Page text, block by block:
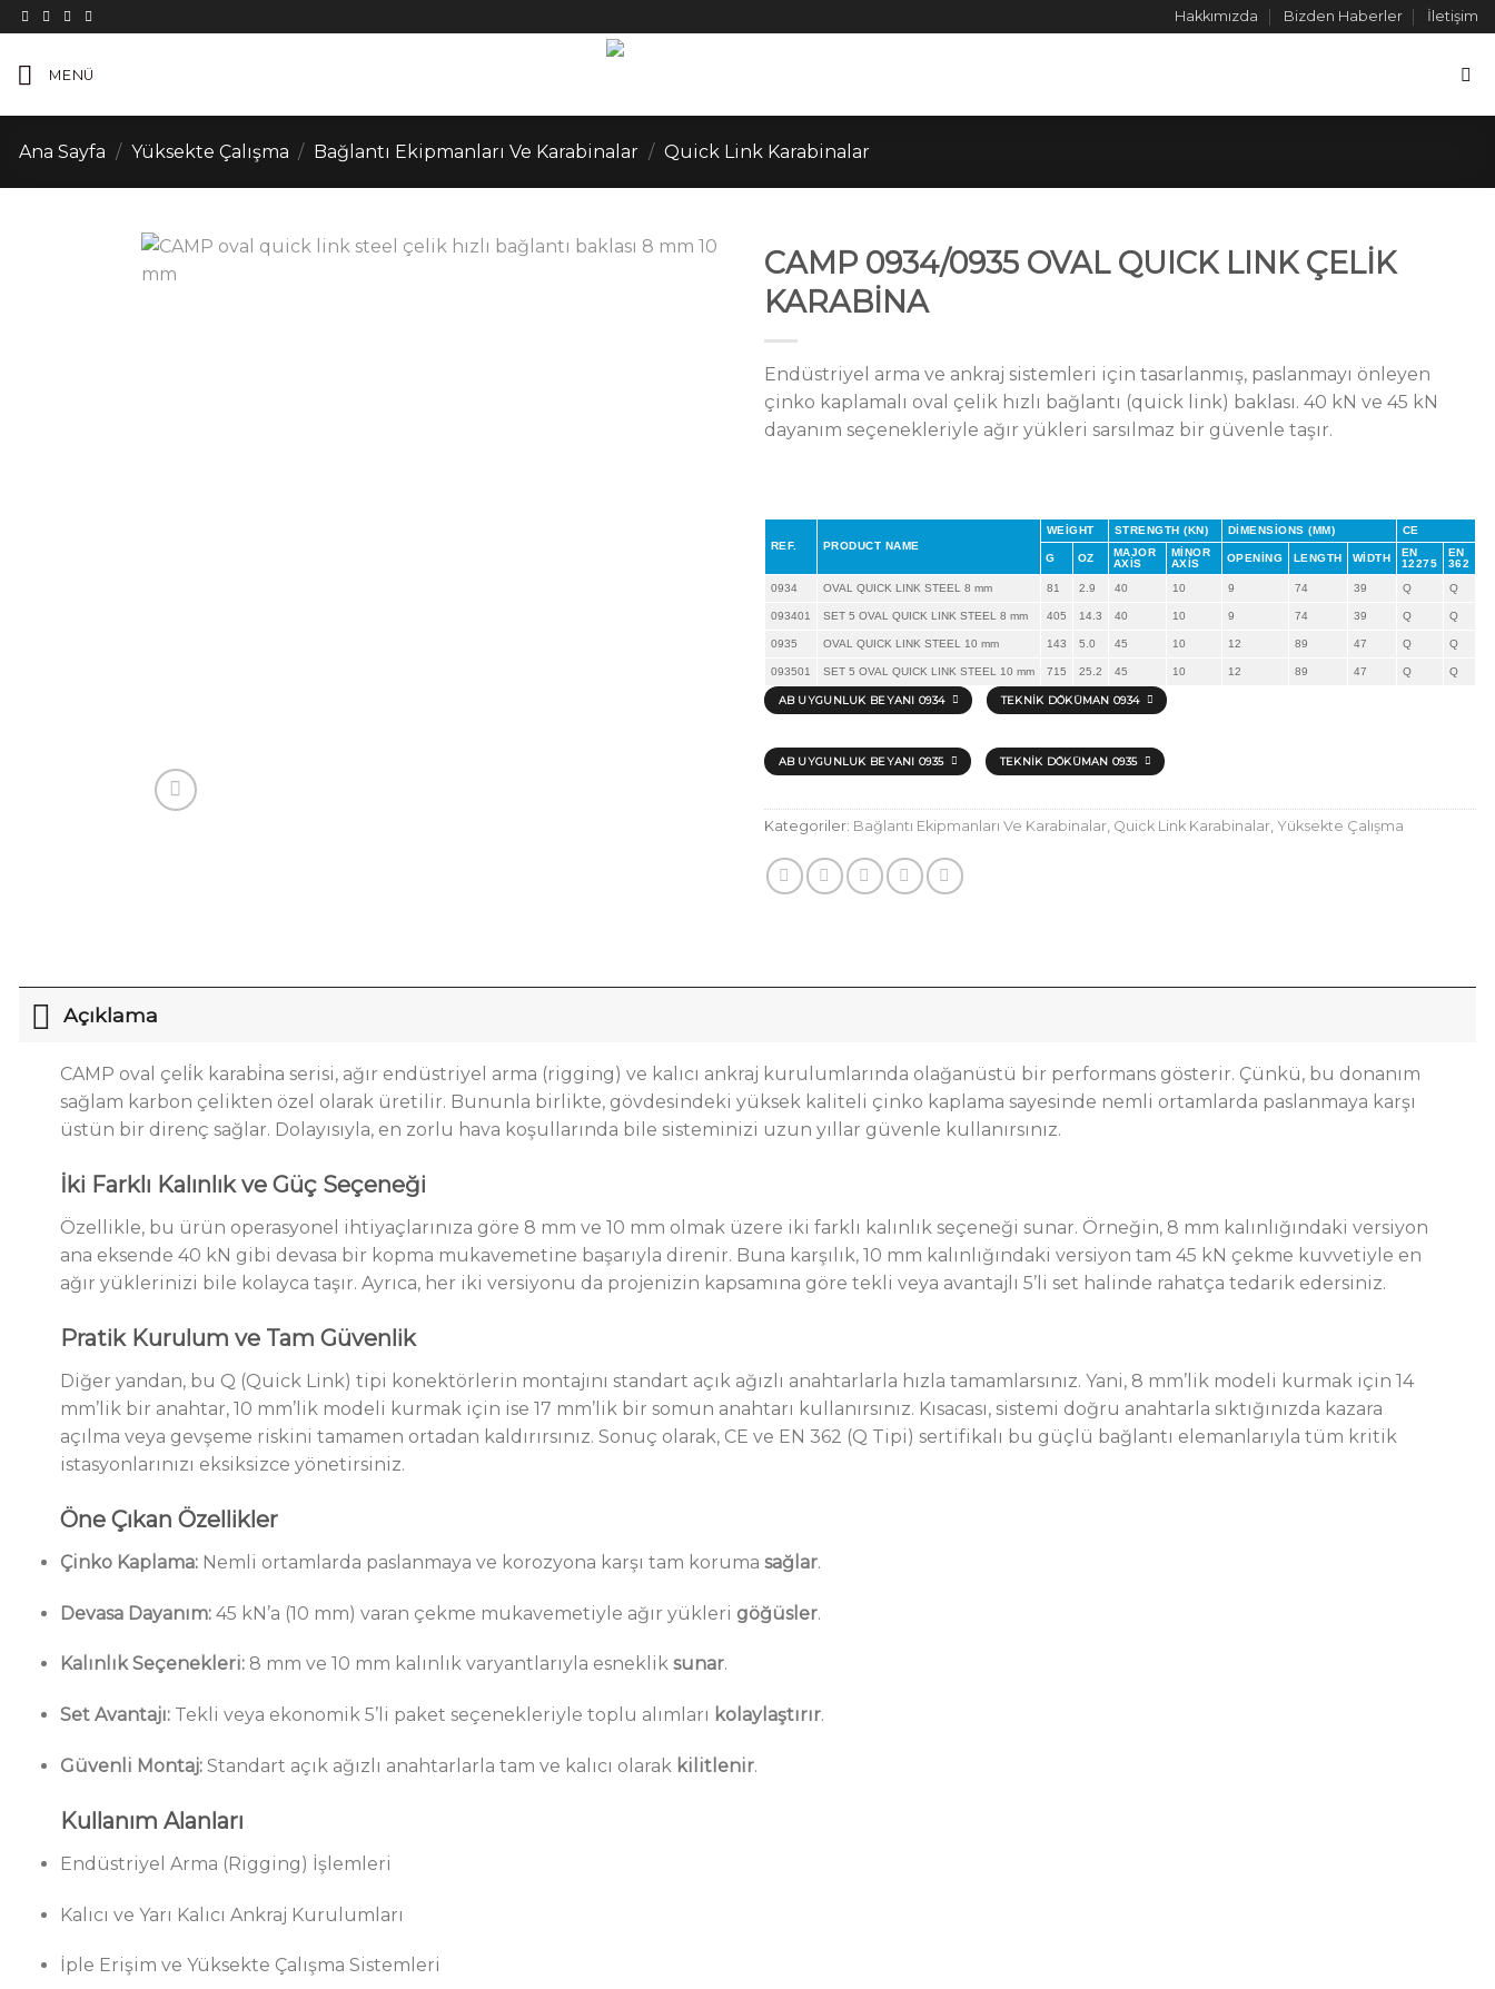
İçeriğe
atla
Hakkımızda Bizden Haberler İletişim
MENÜ
Ana Sayfa / Yüksekte Çalışma / Bağlantı Ekipmanları Ve Karabinalar / Quick Link Karabinalar
CAMP 0934/0935 OVAL QUICK LINK ÇELİK
KARABİNA
Endüstriyel arma ve ankraj sistemleri için tasarlanmış, paslanmayı önleyen
çinko kaplamalı oval çelik hızlı bağlantı (quick link) baklası. 40 kN ve 45 kN
dayanım seçenekleriyle ağır yükleri sarsılmaz bir güvenle taşır.
REF. PRODUCT NAME
WEIGHT STRENGTH (KN) DIMENSIONS (MM) CE
G OZ
MAJOR
AXIS
MINOR
AXIS
OPENING LENGTH WIDTH
EN
12275
EN
362
0934
OVAL QUICK LINK STEEL 8 mm 81 2.9 40 10 9 74 39 Q Q
093401 SET 5 OVAL QUICK LINK STEEL 8 mm 405 14.3 40 10 9 74 39 Q Q
0935 OVAL QUICK LINK STEEL 10 mm 143 5.0 45 10 12 89 47 Q Q
093501 SET 5 OVAL QUICK LINK STEEL 10 mm 715 25.2 45 10 12 89 47 Q Q
AB UYGUNLUK BEYANI 0934 TEKNIK DÖKÜMAN 0934
AB UYGUNLUK BEYANI 0935 TEKNIK DÖKÜMAN 0935
Kategoriler: Bağlantı Ekipmanları Ve Karabinalar, Quick Link Karabinalar, Yüksekte Çalışma
Açıklama
CAMP oval çeli̇k karabi̇na serisi, ağır endüstriyel arma (rigging) ve kalıcı ankraj kurulumlarında olağanüstü bir performans gösterir. Çünkü, bu donanım
sağlam karbon çelikten özel olarak üretilir. Bununla birlikte, gövdesindeki yüksek kaliteli çinko kaplama sayesinde nemli ortamlarda paslanmaya karşı
üstün bir direnç sağlar. Dolayısıyla, en zorlu hava koşullarında bile sisteminizi uzun yıllar güvenle kullanırsınız.
İki Farklı Kalınlık ve Güç Seçeneği
Özellikle, bu ürün operasyonel ihtiyaçlarınıza göre 8 mm ve 10 mm olmak üzere iki farklı kalınlık seçeneği sunar. Örneğin, 8 mm kalınlığındaki versiyon
ana eksende 40 kN gibi devasa bir kopma mukavemetine başarıyla direnir. Buna karşılık, 10 mm kalınlığındaki versiyon tam 45 kN çekme kuvvetiyle en
ağır yüklerinizi bile kolayca taşır. Ayrıca, her iki versiyonu da projenizin kapsamına göre tekli veya avantajlı 5’li set halinde rahatça tedarik edersiniz.
Pratik Kurulum ve Tam Güvenlik
Diğer yandan, bu Q (Quick Link) tipi konektörlerin montajını standart açık ağızlı anahtarlarla hızla tamamlarsınız. Yani, 8 mm’lik modeli kurmak için 14
mm’lik bir anahtar, 10 mm’lik modeli kurmak için ise 17 mm’lik bir somun anahtarı kullanırsınız. Kısacası, sistemi doğru anahtarla sıktığınızda kazara
açılma veya gevşeme riskini tamamen ortadan kaldırırsınız. Sonuç olarak, CE ve EN 362 (Q Tipi) sertifikalı bu güçlü bağlantı elemanlarıyla tüm kritik
istasyonlarınızı eksiksizce yönetirsiniz.
Öne Çıkan Özellikler
Çinko Kaplama:Nemli ortamlarda paslanmaya ve korozyona karşı tam koruma sağlar.
Devasa Dayanım:45 kN’a (10 mm) varan çekme mukavemetiyle ağır yükleri göğüsler.
Kalınlık Seçenekleri:8 mm ve 10 mm kalınlık varyantlarıyla esneklik sunar.
Set Avantajı:Tekli veya ekonomik 5’li paket seçenekleriyle toplu alımları kolaylaştırır.
Güvenli Montaj:Standart açık ağızlı anahtarlarla tam ve kalıcı olarak kilitlenir.
Kullanım Alanları
Endüstriyel Arma (Rigging) İşlemleri
Kalıcı ve Yarı Kalıcı Ankraj Kurulumları
İple Erişim ve Yüksekte Çalışma Sistemleri